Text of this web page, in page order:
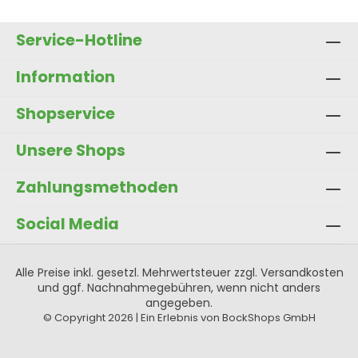
Service-Hotline
Information
Shopservice
Unsere Shops
Zahlungsmethoden
Social Media
Alle Preise inkl. gesetzl. Mehrwertsteuer zzgl. Versandkosten
und ggf. Nachnahmegebühren, wenn nicht anders
angegeben.
© Copyright 2026 | Ein Erlebnis von BockShops GmbH